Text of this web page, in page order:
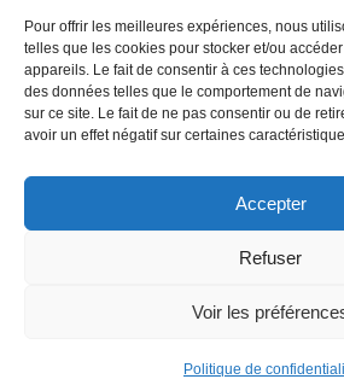
Pour offrir les meilleures expériences, nous
telles que les cookies pour stocker et/ou
appareils. Le fait de consentir à ces
des données telles que le comportement de
sur ce site. Le fait de ne pas consentir ou de
avoir un effet négatif sur certaines
Accepter
Refuser
Voir les
Politique de